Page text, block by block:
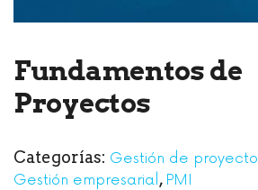
Fundamentos de
Proyectos
Categorías: Gestión de
Gestión empresarial , PMI